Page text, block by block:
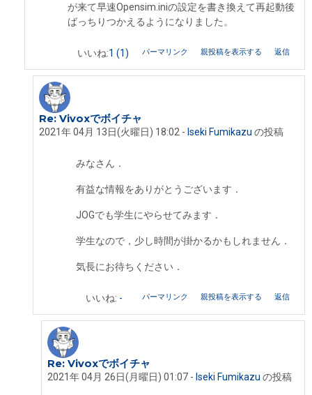
が来て早速Opensim.iniの設定を書き換えて再起動後
ばっちりつかえるようになりました。
いいね:1 (1) パーマリンク 親投稿を表示する 返信
XENLON Keng への返信
Re: Vivoxでボイチャ
2021年 04月 13日(火曜日) 18:02 - Iseki Fumikazu の投稿
みなさん．
有益な情報をありがとうございます．
JOGでも学生にやらせてみます．
学生なので，少し時間が掛かるかもしれません．
気長にお待ちください．
いいね: - パーマリンク 親投稿を表示する 返信
Iseki Fumikazu への返信
Re: Vivoxでボイチャ
2021年 04月 26日(月曜日) 01:07 - Iseki Fumikazu の投稿